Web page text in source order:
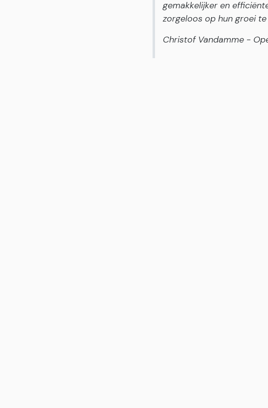
gemakkelijker en
zorgeloos op hun groei
Christof Vandamme -